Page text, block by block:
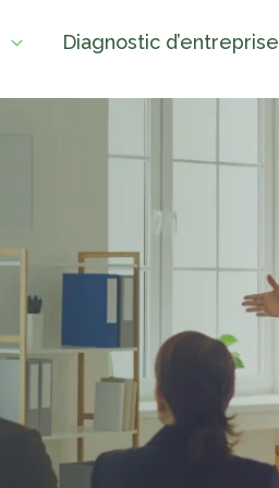
Diagnostic d’entreprise